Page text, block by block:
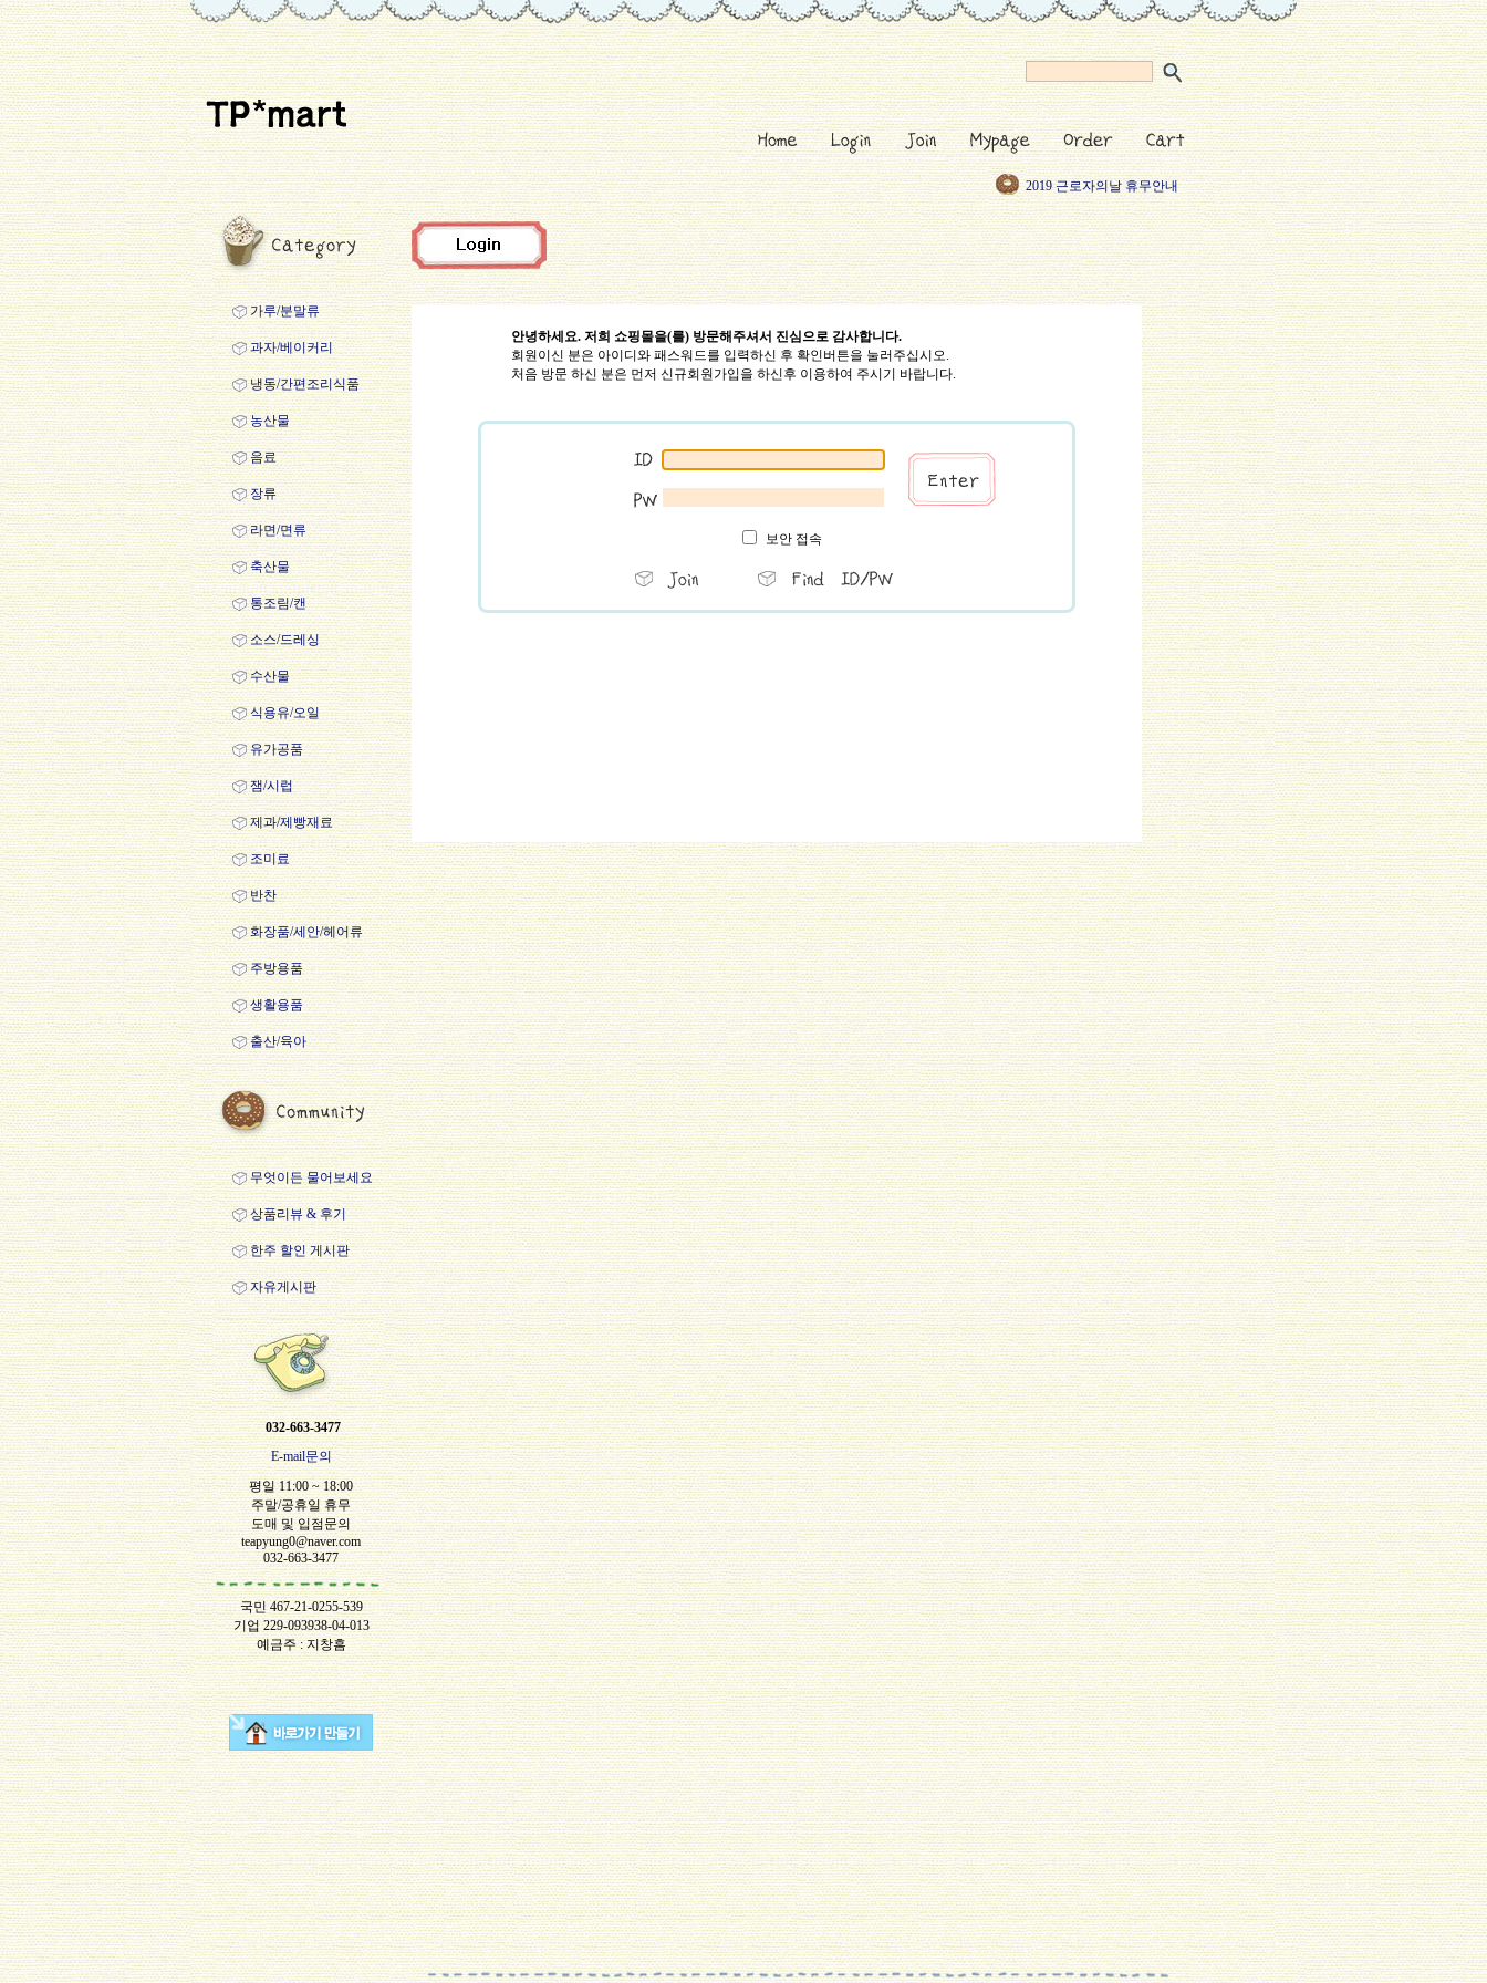
택배기사님들 리프레쉬 휴
5월 황금연휴 안내
2019 근로자의날 휴무안내
설연휴 배송업무 마감안내
2019년 새해복많이 받으세
가루/분말류
과자/베이커리
냉동/간편조리식품
농산물
음료
장류
라면/면류
축산물
통조림/캔
소스/드레싱
수산물
식용유/오일
유가공품
잼/시럽
제과/제빵재료
조미료
반찬
화장품/세안/헤어류
주방용품
생활용품
출산/육아
무엇이든 물어보세요
상품리뷰 & 후기
한주 할인 게시판
자유게시판
032-663-3477
E-mail문의
평일 11:00 ~ 18:00
주말/공휴일 휴무
도매 및 입점문의
teapyung0@naver.com
032-663-3477
국민 467-21-0255-539
기업 229-093938-04-013
예금주 : 지창흠
안녕하세요. 저희 쇼핑몰을(를) 방문해주셔서 진심으로 감사합니다.
회원이신 분은 아이디와 패스워드를 입력하신 후 확인버튼을 눌러주십시오.
처음 방문 하신 분은 먼저 신규회원가입을 하신후 이용하여 주시기 바랍니다.
보안 접속